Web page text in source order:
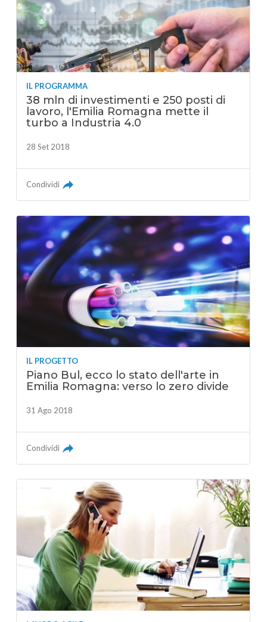
IL PROGRAMMA
38 mln di investimenti e 250 posti di
lavoro, l'Emilia Romagna mette il
turbo a Industria 4.0
28 Set 2018
Condividi
IL PROGETTO
Piano Bul, ecco lo stato dell'arte in
Emilia Romagna: verso lo zero divide
31 Ago 2018
Condividi